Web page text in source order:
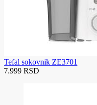
Tefal sokovnik ZE3701
7.999 RSD